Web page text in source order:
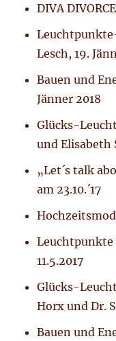
DIVA
Lesch, 19.
Bauen und
Jänner 2018
Glücks-
und Elisabeth
„Let´s talk
am 23.10.´17
Leuchtpunkte
11.5.2017
Glücks-
Horx und Dr.
Bauen und